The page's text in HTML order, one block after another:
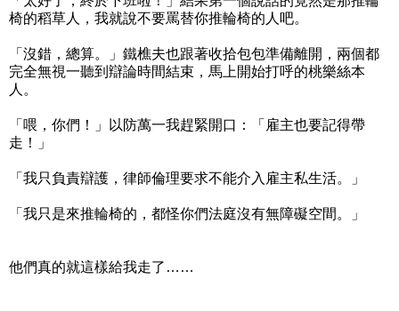
椅的稻草人，我就說不要罵替你推輪椅的人吧。
「沒錯，總算。」鐵樵夫也跟著收拾包包準備離開，兩個都
完全無視一聽到辯論時間結束，馬上開始打呼的桃樂絲本
人。
「喂，你們！」以防萬一我趕緊開口：「雇主也要記得帶
走！」
「我只負責辯護，律師倫理要求不能介入雇主私生活。」
「我只是來推輪椅的，都怪你們法庭沒有無障礙空間。」
他們真的就這樣給我走了……